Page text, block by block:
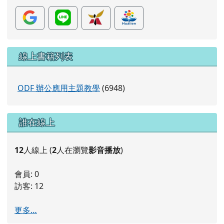
片
線上書籍列表
ODF 辦公應用主題教學(6948)
右邊區域內容
誰在線上
12人線上 (2人在瀏覽影音播放)
會員: 0
訪客: 12
更多…